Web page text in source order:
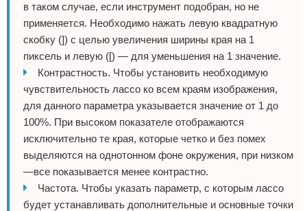
в таком случае, если инструмент подобран, но не
применяется. Необходимо нажать левую квадратную
скобку (]) с целью увеличения ширины края на 1
пиксель и левую ([) — для уменьшения на 1 значение.
Контрастность. Чтобы установить необходимую
чувствительность лассо ко всем краям изображения,
для данного параметра указывается значение от 1 до
100%. При высоком показателе отображаются
исключительно те края, которые четко и без помех
выделяются на однотонном фоне окружения, при низком
—все показывается менее контрастно.
Частота. Чтобы указать параметр, с которым лассо
будет устанавливать дополнительные и основные точки